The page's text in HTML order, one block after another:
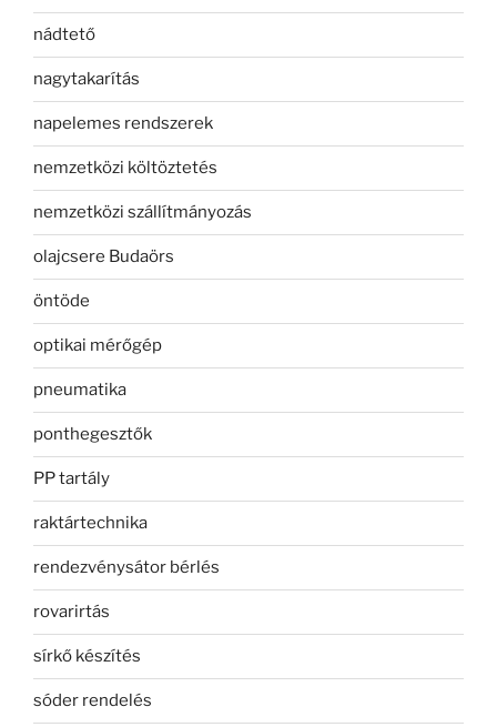
nádtető
nagytakarítás
napelemes rendszerek
nemzetközi költöztetés
nemzetközi szállítmányozás
olajcsere Budaörs
öntöde
optikai mérőgép
pneumatika
ponthegesztők
PP tartály
raktártechnika
rendezvénysátor bérlés
rovarirtás
sírkő készítés
sóder rendelés